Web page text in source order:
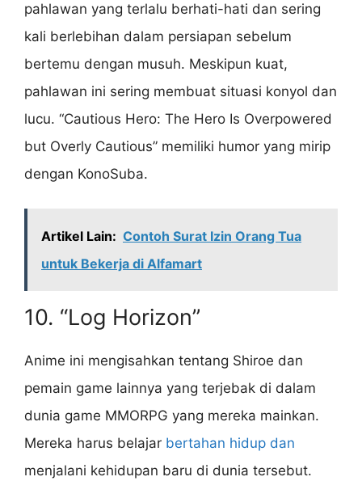
pahlawan yang terlalu berhati-hati dan sering
kali berlebihan dalam persiapan sebelum
bertemu dengan musuh. Meskipun kuat,
pahlawan ini sering membuat situasi konyol dan
lucu. “Cautious Hero: The Hero Is Overpowered
but Overly Cautious” memiliki humor yang mirip
dengan KonoSuba.
Artikel Lain: Contoh Surat Izin Orang Tua
untuk Bekerja di Alfamart
10. “Log Horizon”
Anime ini mengisahkan tentang Shiroe dan
pemain game lainnya yang terjebak di dalam
dunia game MMORPG yang mereka mainkan.
Mereka harus belajar bertahan hidup dan
menjalani kehidupan baru di dunia tersebut.